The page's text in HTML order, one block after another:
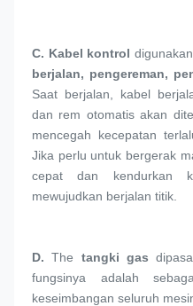
C. Kabel kontrol
berjalan, pengereman,
Saat berjalan, kabel
dan rem otomatis akan
mencegah kecepatan
Jika perlu untuk bergerak
cepat dan kendurkan
mewujudkan berjalan titik.
D. The tangki gas
fungsinya adalah
keseimbangan seluruh